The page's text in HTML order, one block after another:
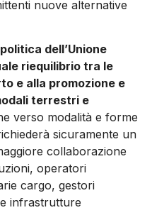
nuove alternative
dell’Unione
riequilibrio tra le
e alla promozione e
terrestri e
verso modalità e forme
sicuramente un
collaborazione
operatori
cargo, gestori
infrastrutture